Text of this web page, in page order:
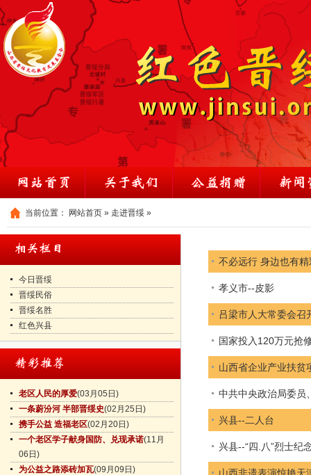
当前位置： 网站首页 » 走进晋绥 »
今日晋绥
晋绥民俗
晋绥名胜
红色兴县
老区人民的厚爱(03月05日)
一条蔚汾河 半部晋绥史(02月25日)
携手公益 造福老区(02月20日)
一个老区学子献身国防、兑现承诺(11月
06日)
为公益之路添砖加瓦(09月09日)
不必远行 身边也有精
孝义市--皮影
吕梁市人大常委会召
国家投入120万元抢
山西省企业产业扶贫
中共中央政治局委员
兴县--二人台
兴县--“四.八”烈士纪